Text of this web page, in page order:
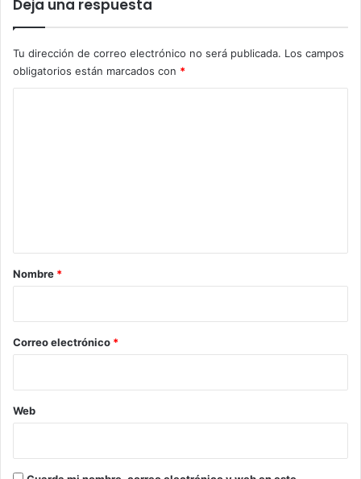
Deja una respuesta
Tu dirección de correo electrónico no será publicada. Los campos
obligatorios están marcados con *
r
*
Nombre *
Correo electrónico *
Web